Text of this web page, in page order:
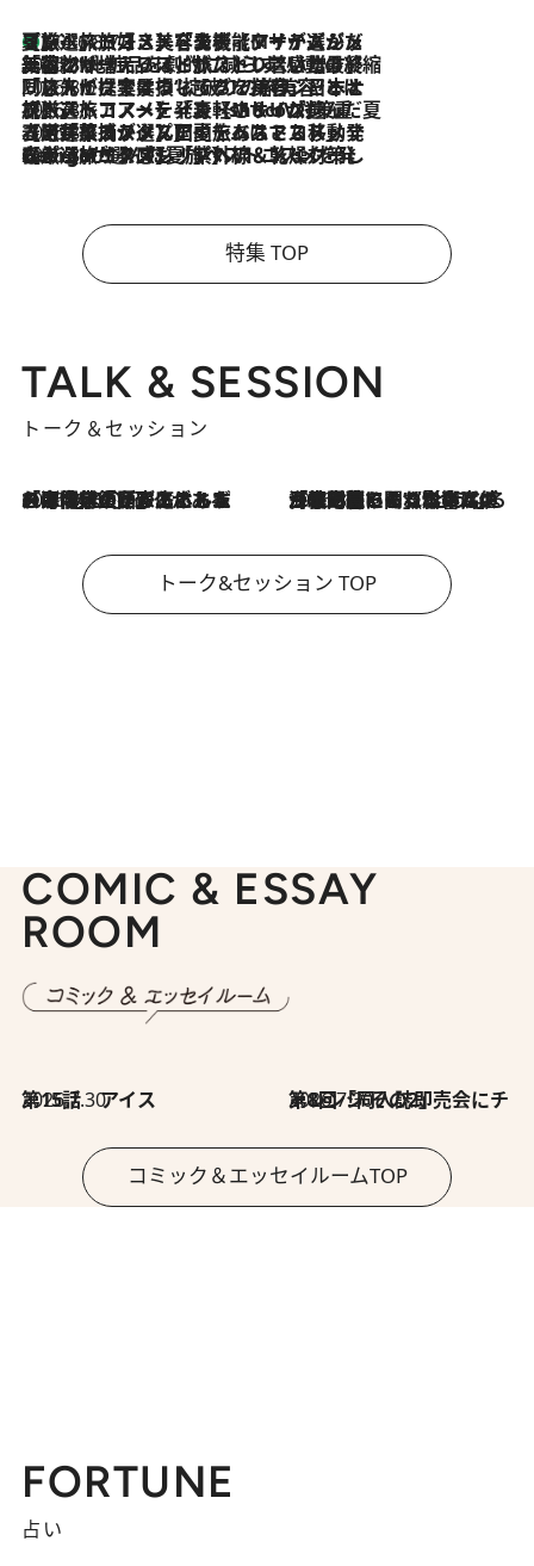
2026.8.7
【厳選旅コスメ】「多機能アイテムがメイン！」旅好き美容エディターが選んだ夏旅ベストコスメを発表【Mサイズジップ】
2026.8.6
「荷物が増えるほど旅ストレスは増す」美容ジャーナリストがたどり着いた最終結論。“化粧品を劇的に減らす”感動の凝縮美容とは
2026.8.6
「旅先には金髪ウィッグを持参」日本と同じメイクでは損してる!? 美容ジャーナリストが提案する“掟破りの旅美容”とは
2026.8.6
【厳選旅コスメ】「身軽さ＆UV対策重視！」ヘアアーティストshucoが選んだ夏旅ベストコスメを発表【Mサイズジップ】
2026.8.5
【厳選旅コスメ】国内をあちこち移動する河井菜摘が選んだ夏旅ベストコスメ発表！「リラックスアイテムはマスト」【Mサイズジップ】
2026.8.4
【厳選旅コスメ】「紫外線＆乾燥対策しながらメイク感も！」ヘア＆メイクGeorgeが選んだ夏旅ベストコスメを発表！【Mサイズジップ】
特集 TOP
TALK & SESSION
トーク＆セッション
2026.8.3
「今後値上げがあるとすれば…」「リスクがあるのは今年の冬」エネルギー専門家が語る、ホルムズ海峡封鎖が家庭にもたらす“ある心配” 2026.8.3
「住宅建てられない…」「サーチャージ料の高値が続いている」ホルムズ海峡封鎖による影響はいつまで続く？《エネルギー専門家に聞く“どうなる日本の暮らし”》
トーク&セッション TOP
COMIC & ESSAY
ROOM
2026.7.30
第15話 アイス 2026.7.30
第8回「同人誌即売会にチャレンジ その2」
コミック＆エッセイルームTOP
FORTUNE
占い